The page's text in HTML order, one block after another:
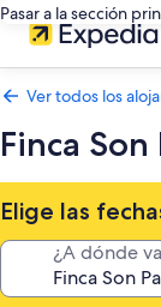
Pasar a la sección
Ver todos los
Finca Son
Elige las
¿A dónde